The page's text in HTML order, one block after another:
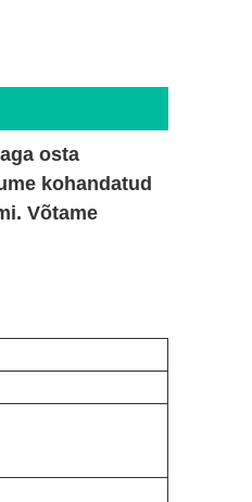
osta
kohandatud
Võtame